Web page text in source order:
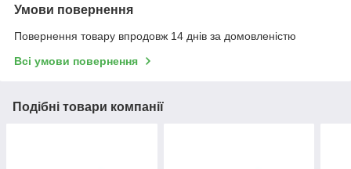
Умови повернення
Повернення товару впродовж 14 днів за домовленістю
Всі умови повернення
Подібні товари компанії